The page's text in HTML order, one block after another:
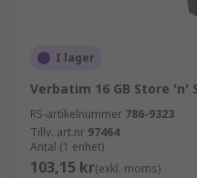
I lager
Verbatim 16 GB Store 'n'
RS-artikelnummer 786-9323
Tillv. art.nr 97464
Antal (1 enhet)
103,15 kr(exkl. moms)